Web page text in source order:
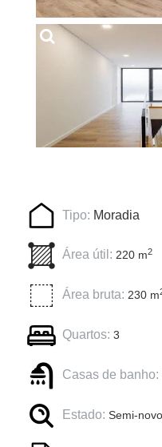
Tipo: Moradia
Área útil: 220 m2
Área bruta: 230 m
Quartos: 3
Casas de banho:
Estado: Semi-novo